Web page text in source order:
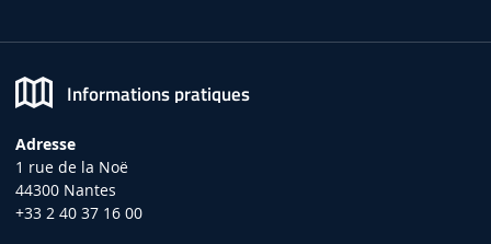
Informations pratiques
Adresse
1 rue de la Noë
44300 Nantes
+33 2 40 37 16 00